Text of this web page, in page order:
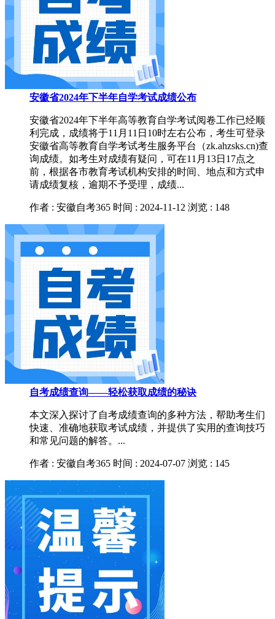
安徽省2024年下半年自学考试成绩公布
安徽省2024年下半年高等教育自学考试阅卷工作已经顺
利完成，成绩将于11月11日10时左右公布，考生可登录
安徽省高等教育自学考试考生服务平台（zk.ahzsks.cn)查
询成绩。如考生对成绩有疑问，可在11月13日17点之
前，根据各市教育考试机构安排的时间、地点和方式申
请成绩复核，逾期不予受理，成绩...
作者 : 安徽自考365 时间 : 2024-11-12 浏览 : 148
自考成绩查询——轻松获取成绩的秘诀
本文深入探讨了自考成绩查询的多种方法，帮助考生们
快速、准确地获取考试成绩，并提供了实用的查询技巧
和常见问题的解答。...
作者 : 安徽自考365 时间 : 2024-07-07 浏览 : 145